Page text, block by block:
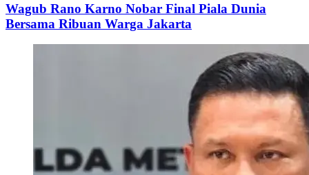
Wagub Rano Karno Nobar Final Piala Dunia
Bersama Ribuan Warga Jakarta